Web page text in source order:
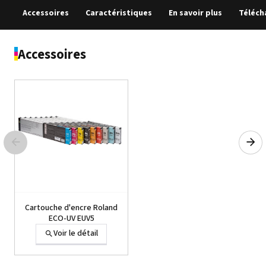
Accessoires Caractéristiques En savoir plus
Accessoires
Cartouche d'encre Roland
ECO-UV EUV5
Voir le détail